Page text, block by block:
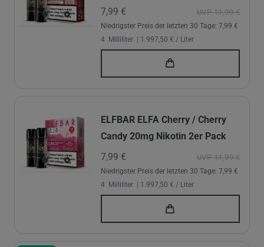
UVP 11,99 €
7,99 €
Niedrigster Preis der letzten 30 Tage: 7,99 €
4 Milliliter | 1.997,50 € / Liter
ELFBAR ELFA Cherry / Cherry
Candy 20mg Nikotin 2er Pack
UVP 11,99 €
7,99 €
Niedrigster Preis der letzten 30 Tage: 7,99 €
4 Milliliter | 1.997,50 € / Liter